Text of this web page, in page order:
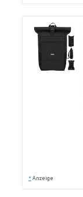
* Anzeige